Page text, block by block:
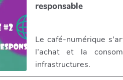
responsable
Le café-numérique
l’achat et la
infrastructures.